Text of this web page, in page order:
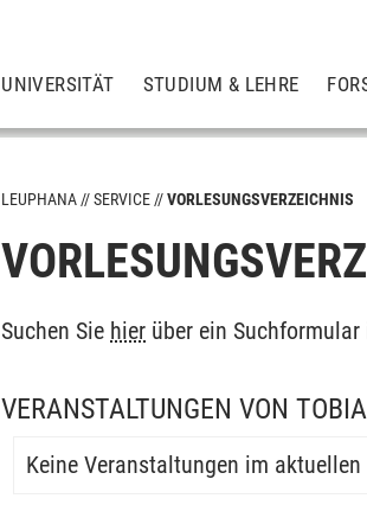
UNIVERSITÄT STUDIUM & LEHRE
LEUPHANA SERVICE VORLESUNGSVERZEICHNIS
Suchen Sie hier über ein
VERANSTALTUNGEN VON
Keine Veranstaltungen im aktuellen